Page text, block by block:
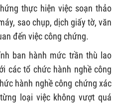
thực hiện việc soạn thảo
sao chụp, dịch giấy tờ, văn
đến việc công chứng.
ban hành mức trần thù lao
các tổ chức hành nghề công
hành nghề công chứng xác
loại việc không vượt quá